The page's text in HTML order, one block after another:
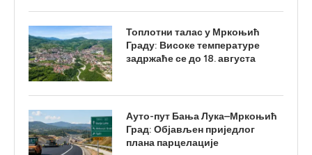
Топлотни талас у Мркоњић
Граду: Високе температуре
задржаће се до 18. августа
Ауто-пут Бања Лука–Мркоњић
Град: Објављен приједлог
плана парцелације